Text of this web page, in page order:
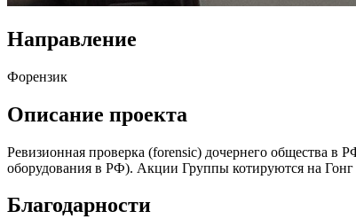
Направление
Форензик
Описание проекта
Ревизионная проверка (forensic) дочернего общества в
оборудования в РФ). Акции Группы котируются на
Благодарности